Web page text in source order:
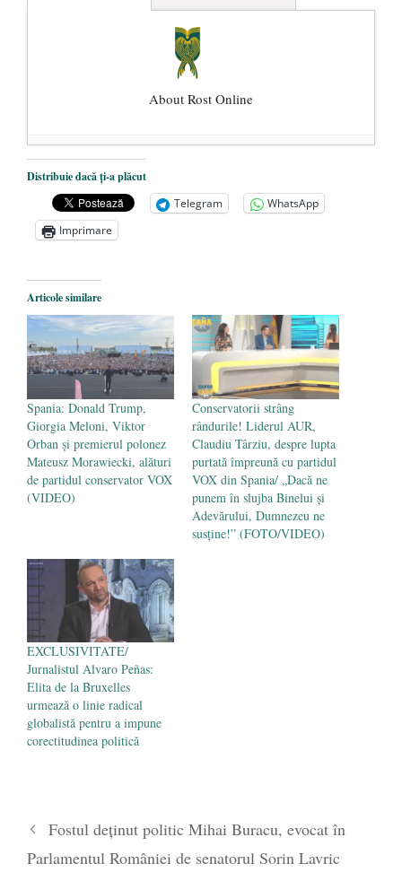
About Rost Online
Dezvăluiri cutremurătoare despre
președintele Ucrainei, Volodymyr
Zelensky
- 13 mai 2026
Statul care servește Națiunea
Legea Vexler produce efecte. Bustul
poetului Octavian Goga, înlăturat din Iași
- 16 aprilie 2026
Distribuie dacă ți-a plăcut
Telegram
WhatsApp
Imprimare
Articole similare
Spania: Donald Trump,
Giorgia Meloni, Viktor
Orban și premierul polonez
Mateusz Morawiecki, alături
de partidul conservator VOX
(VIDEO)
Conservatorii strâng
rândurile! Liderul AUR,
Claudiu Târziu, despre lupta
purtată împreună cu partidul
VOX din Spania/ „Dacă ne
punem în slujba Binelui și
Adevărului, Dumnezeu ne
susține!” (FOTO/VIDEO)
EXCLUSIVITATE/
Jurnalistul Alvaro Peñas:
Elita de la Bruxelles
urmează o linie radical
globalistă pentru a impune
corectitudinea politică
Fostul deținut politic Mihai Buracu, evocat în
Parlamentul României de senatorul Sorin Lavric